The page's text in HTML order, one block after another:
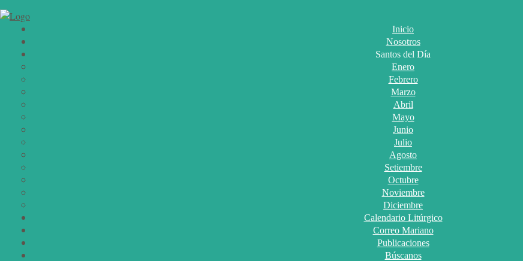
Inicio
Nosotros
Santos del Día
Enero
Febrero
Marzo
Abril
Mayo
Junio
Julio
Agosto
Setiembre
Octubre
Noviembre
Diciembre
Calendario Litúrgico
Correo Mariano
Publicaciones
Búscanos